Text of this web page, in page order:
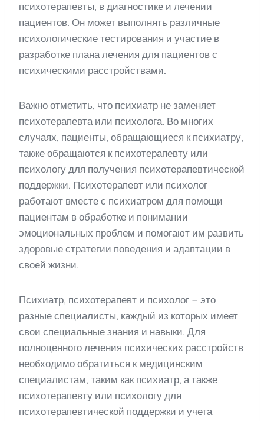
психотерапевты, в диагностике и лечении
пациентов. Он может выполнять различные
психологические тестирования и участие в
разработке плана лечения для пациентов с
психическими расстройствами.
Важно отметить, что психиатр не заменяет
психотерапевта или психолога. Во многих
случаях, пациенты, обращающиеся к психиатру,
также обращаются к психотерапевту или
психологу для получения психотерапевтической
поддержки. Психотерапевт или психолог
работают вместе с психиатром для помощи
пациентам в обработке и понимании
эмоциональных проблем и помогают им развить
здоровые стратегии поведения и адаптации в
своей жизни.
Психиатр, психотерапевт и психолог − это
разные специалисты, каждый из которых имеет
свои специальные знания и навыки. Для
полноценного лечения психических расстройств
необходимо обратиться к медицинским
специалистам, таким как психиатр, а также
психотерапевту или психологу для
психотерапевтической поддержки и учета